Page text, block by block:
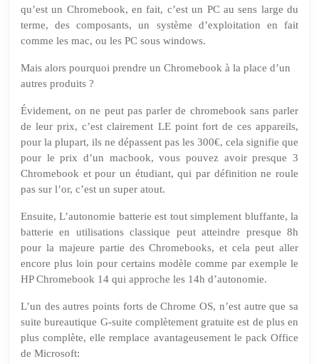
qu’est un Chromebook, en fait, c’est un PC au sens large du
terme, des composants, un système d’exploitation en fait
comme les mac, ou les PC sous windows.
Mais alors pourquoi prendre un Chromebook à la place d’un
autres produits ?
Évidement, on ne peut pas parler de chromebook sans parler
de leur prix, c’est clairement LEpoint fort de ces appareils,
pour la plupart, ils ne dépassent pas les 300€, cela signifie que
pour le prix d’un macbook, vous pouvez avoir presque 3
Chromebook et pour un étudiant, qui par définition ne roule
pas sur l’or, c’est un super atout.
Ensuite, L’autonomie batterie est tout simplement bluffante, la
batterie en utilisations classique peut atteindre presque 8h
pour la majeure partie desChromebooks, et cela peut aller
encore plus loin pour certains modèle comme par exemple le
HPChromebook 14 qui approche les 14h d’autonomie.
L’un des autres points forts de Chrome OS, n’est autre que sa
suite bureautique G-suite complètement gratuite est de plus en
plus complète, elle remplace avantageusement le pack Office
de Microsoft: